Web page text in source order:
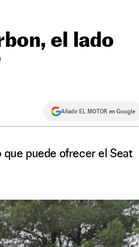
el lado
Añadir EL MOTOR en Google
puede ofrecer el Seat